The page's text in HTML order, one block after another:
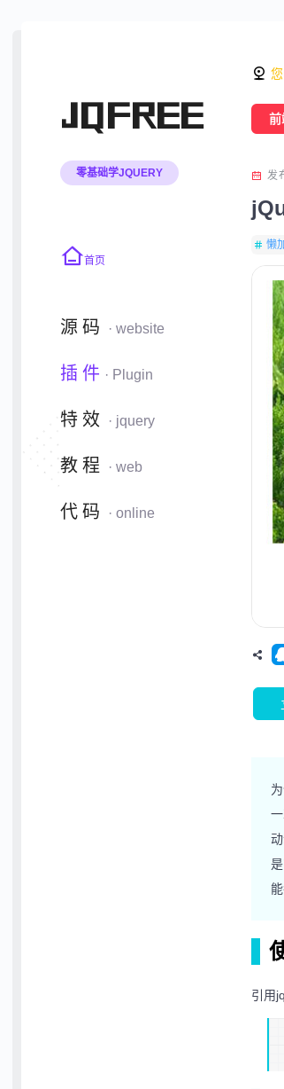
JQFREE
零基础学JQUERY
首页
源码 · website
插件 · Plugin
特效 · jquery
教程 · web
代码 · online
您
前
发
懒
引用